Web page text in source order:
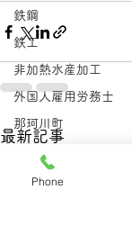
鉄鋼
鉄工
非加熱水産加工
外国人雇用労務士
那珂川町
鉄筋施工
最新記事
Phone